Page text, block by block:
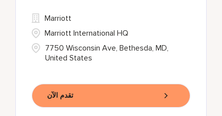
7750 Wisconsin Ave, Bethesda, MD,
United States
Marriott
Marriott International HQ
تقدم الآن